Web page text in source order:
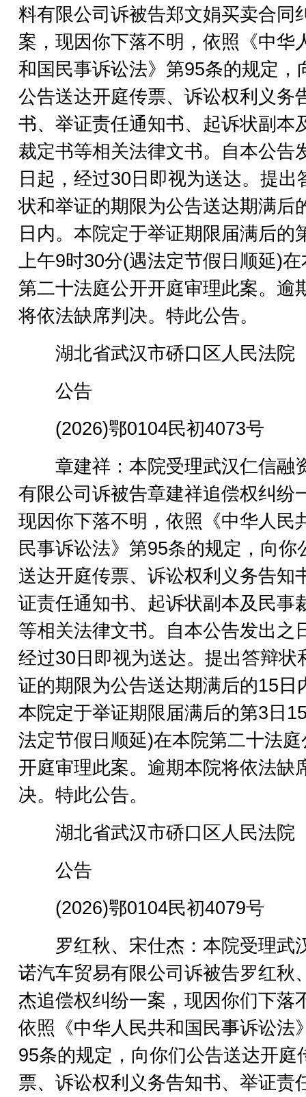
料有限公司诉被告郑文娟买卖合同
案，现因你下落不明，依照《中华
和国民事诉讼法》第95条的规定，
公告送达开庭传票、诉讼权利义务
书、举证责任通知书、起诉状副本
裁定书等相关法律文书。自本公告
日起，经过30日即视为送达。提出
状和举证的期限为公告送达期满后
日内。本院定于举证期限届满后的
上午9时30分(遇法定节假日顺延)在
第二十法庭公开开庭审理此案。逾
将依法缺席判决。特此公告。
湖北省武汉市硚口区人民法院
公告
(2026)鄂0104民初4073号
章建祥：本院受理武汉仁信融
有限公司诉被告章建祥追偿权纠纷
现因你下落不明，依照《中华人民
民事诉讼法》第95条的规定，向你
送达开庭传票、诉讼权利义务告知
证责任通知书、起诉状副本及民事
等相关法律文书。自本公告发出之
经过30日即视为送达。提出答辩状
证的期限为公告送达期满后的15日
本院定于举证期限届满后的第3日
法定节假日顺延)在本院第二十法庭
开庭审理此案。逾期本院将依法缺
决。特此公告。
湖北省武汉市硚口区人民法院
公告
(2026)鄂0104民初4079号
罗红秋、宋仕杰：本院受理武
诺汽车贸易有限公司诉被告罗红秋
杰追偿权纠纷一案，现因你们下落
依照《中华人民共和国民事诉讼法
95条的规定，向你们公告送达开庭
票、诉讼权利义务告知书、举证责